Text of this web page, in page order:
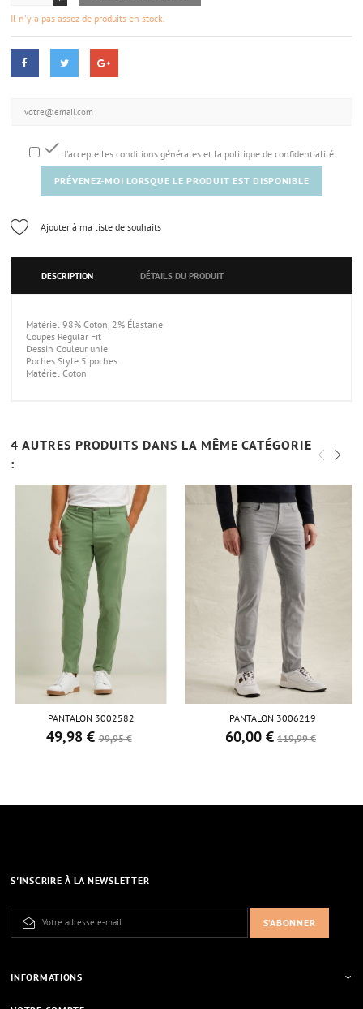
Il n'y a pas assez de produits en stock.
 J'accepte les conditions générales et la politique de confidentialité
PRÉVENEZ-MOI LORSQUE LE PRODUIT EST DISPONIBLE
Ajouter à ma liste de souhaits
DESCRIPTION DÉTAILS DU PRODUIT
Matériel 98% Coton, 2% Élastane
Coupes Regular Fit
Dessin Couleur unie
Poches Style 5 poches
Matériel Coton
4 AUTRES PRODUITS DANS LA MÊME CATÉGORIE
:
PANTALON 3002582
Prix de base
99,95 €
Prix
49,98 €
PANTALON 3006219
Prix de base
119,99 €
Prix
60,00 €
S'INSCRIRE À LA NEWSLETTER
INFORMATIONS